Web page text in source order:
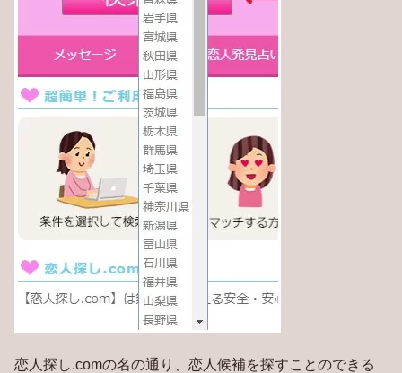
恋人探し.comの名の通り、恋人候補を探すことのできる